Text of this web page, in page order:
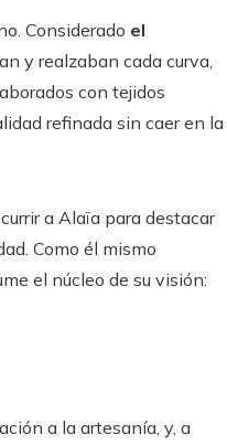
Considerado el
y realzaban cada curva,
con tejidos
refinada sin caer en la
a Alaïa para destacar
Como él mismo
el núcleo de su visión:
a la artesanía, y, a